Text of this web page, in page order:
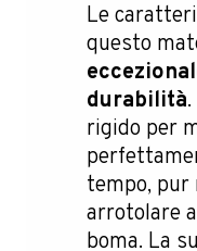
Le
questo
durabilità
rigido per
tempo, pur
arrotolare
boma. La